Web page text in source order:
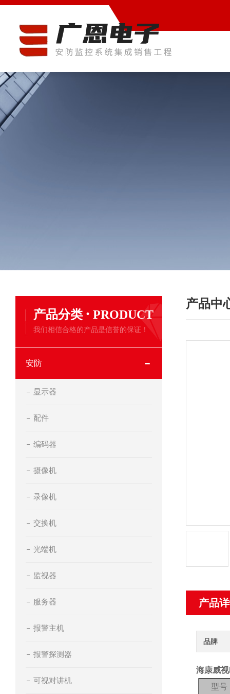
产品分类 · PRODUCT
我们相信合格的产品是信誉的保证！
安防
显示器
配件
编码器
摄像机
录像机
交换机
光端机
监视器
服务器
报警主机
报警探测器
可视对讲机
产品中
产品
品牌
海康威
型号